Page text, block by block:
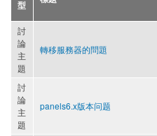
型
討
論
主
題
轉移服務器的問題
討
論
主
題
panels6.x版本问题